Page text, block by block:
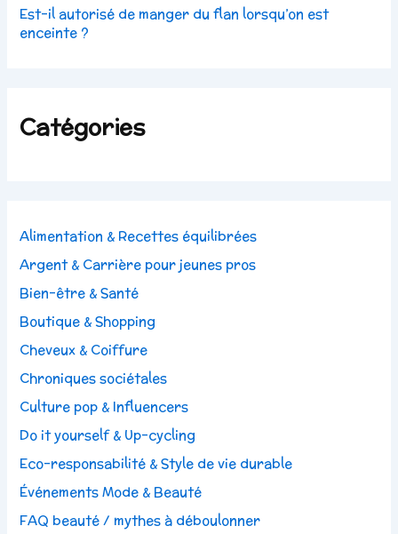
Est-il autorisé de manger du flan lorsqu’on est
enceinte ?
Catégories
Alimentation & Recettes équilibrées
Argent & Carrière pour jeunes pros
Bien-être & Santé
Boutique & Shopping
Cheveux & Coiffure
Chroniques sociétales
Culture pop & Influencers
Do it yourself & Up-cycling
Eco-responsabilité & Style de vie durable
Événements Mode & Beauté
FAQ beauté / mythes à déboulonner